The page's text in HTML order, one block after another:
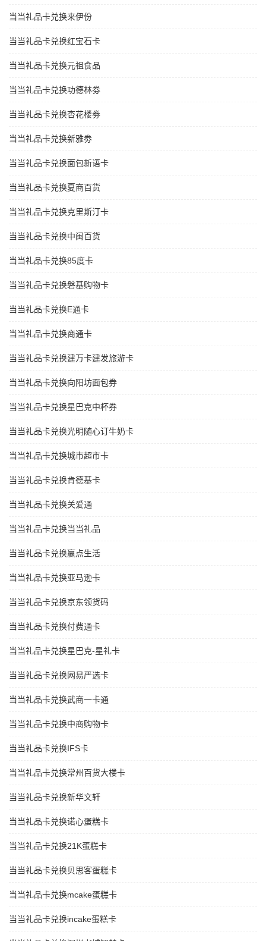
当当礼品卡兑换来伊份
当当礼品卡兑换红宝石卡
当当礼品卡兑换元祖食品
当当礼品卡兑换功德林劵
当当礼品卡兑换杏花楼劵
当当礼品卡兑换新雅劵
当当礼品卡兑换面包新语卡
当当礼品卡兑换夏商百货
当当礼品卡兑换克里斯汀卡
当当礼品卡兑换中闽百货
当当礼品卡兑换85度卡
当当礼品卡兑换磐基购物卡
当当礼品卡兑换E通卡
当当礼品卡兑换商通卡
当当礼品卡兑换建万卡建发旅游卡
当当礼品卡兑换向阳坊面包券
当当礼品卡兑换星巴克中杯券
当当礼品卡兑换光明随心订牛奶卡
当当礼品卡兑换城市超市卡
当当礼品卡兑换肯德基卡
当当礼品卡兑换关爱通
当当礼品卡兑换当当礼品
当当礼品卡兑换赢点生活
当当礼品卡兑换亚马逊卡
当当礼品卡兑换京东领货码
当当礼品卡兑换付费通卡
当当礼品卡兑换星巴克-星礼卡
当当礼品卡兑换网易严选卡
当当礼品卡兑换武商一卡通
当当礼品卡兑换中商购物卡
当当礼品卡兑换IFS卡
当当礼品卡兑换常州百货大楼卡
当当礼品卡兑换新华文轩
当当礼品卡兑换诺心蛋糕卡
当当礼品卡兑换21K蛋糕卡
当当礼品卡兑换贝思客蛋糕卡
当当礼品卡兑换mcake蛋糕卡
当当礼品卡兑换incake蛋糕卡